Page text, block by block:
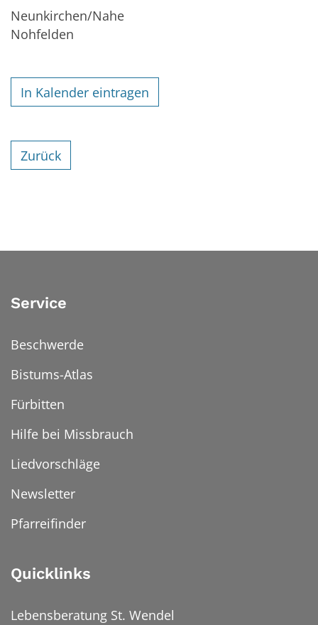
Neunkirchen/Nahe
Nohfelden
In Kalender eintragen
Zurück
Service
Beschwerde
Bistums-Atlas
Fürbitten
Hilfe bei Missbrauch
Liedvorschläge
Newsletter
Pfarreifinder
Quicklinks
Lebensberatung St. Wendel